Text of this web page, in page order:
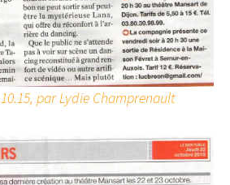
par Lydie Champrenault